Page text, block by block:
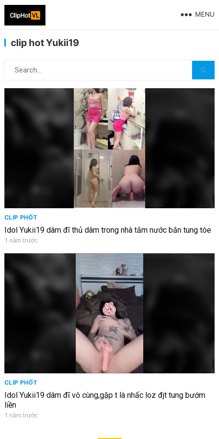
MENU
clip hot Yukii19
CLIP PHỐT
Idol Yukii19 dâm đĩ thủ dâm trong nhà tắm nước bắn tung tóe
1 năm trước
CLIP PHỐT
Idol Yukii19 dâm đĩ vô cùng,gặp t là nhấc loz đjt tung bướm
liền
1 năm trước